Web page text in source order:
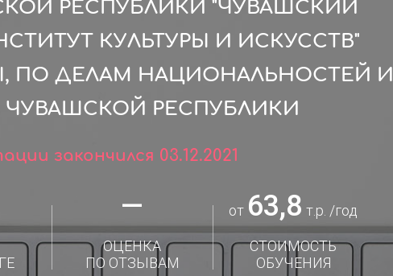
РЕСПУБЛИКИ "ЧУВАШСКИЙ
КУЛЬТУРЫ И ИСКУССТВ"
ПО ДЕЛАМ НАЦИОНАЛЬНОСТЕЙ И
ЧУВАШСКОЙ РЕСПУБЛИКИ
закончился 03.12.2021
—
ОЦЕНКА
ПО ОТЗЫВАМ
от 63,8 т.р. /год
СТОИМОСТЬ
ОБУЧЕНИЯ